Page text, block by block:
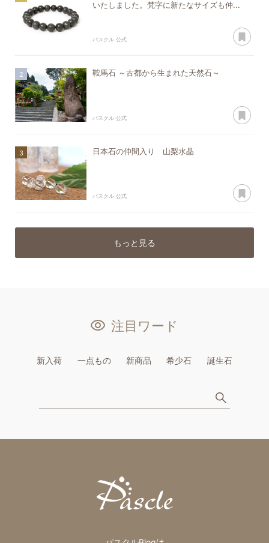
いたしました。梵字に新たなサイズも仲...
パスクル 公式
鞍馬石 ～古都から生まれた天然石～
パスクル 公式
日本石の仲間入り 山梨水晶
パスクル 公式
もっと見る
注目ワード
新入荷 一点もの 新商品 希少石 誕生石